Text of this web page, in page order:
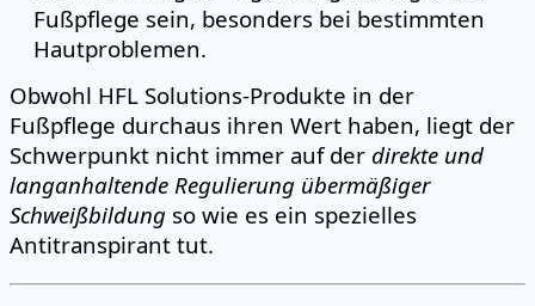
Fußpflege sein, besonders bei bestimmten
Hautproblemen.
Obwohl HFL Solutions-Produkte in der
Fußpflege durchaus ihren Wert haben, liegt der
Schwerpunkt nicht immer auf der direkte und
langanhaltende Regulierung übermäßiger
Schweißbildung so wie es ein spezielles
Antitranspirant tut.